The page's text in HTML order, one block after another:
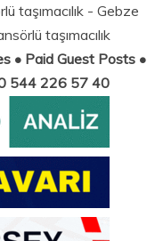
taşımacılık - Gebze
taşımacılık
• Paid Guest Posts •
544 226 57 40